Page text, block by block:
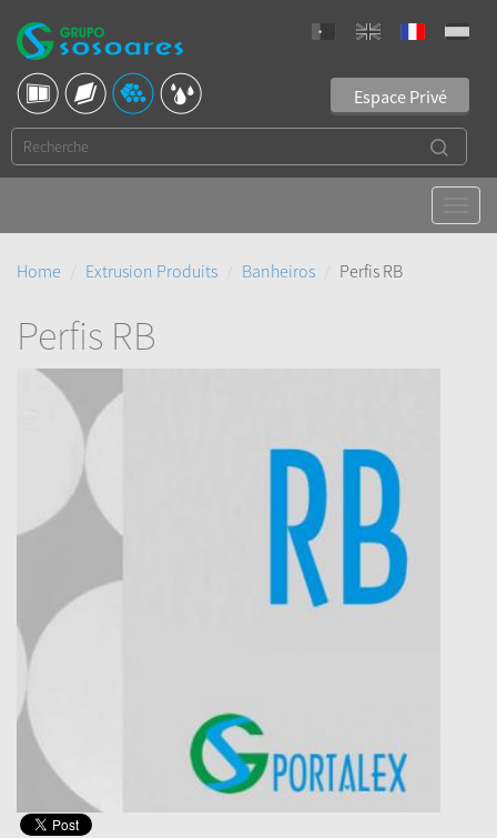
Espace Privé
Home Extrusion Produits Banheiros Perfis RB
Perfis RB